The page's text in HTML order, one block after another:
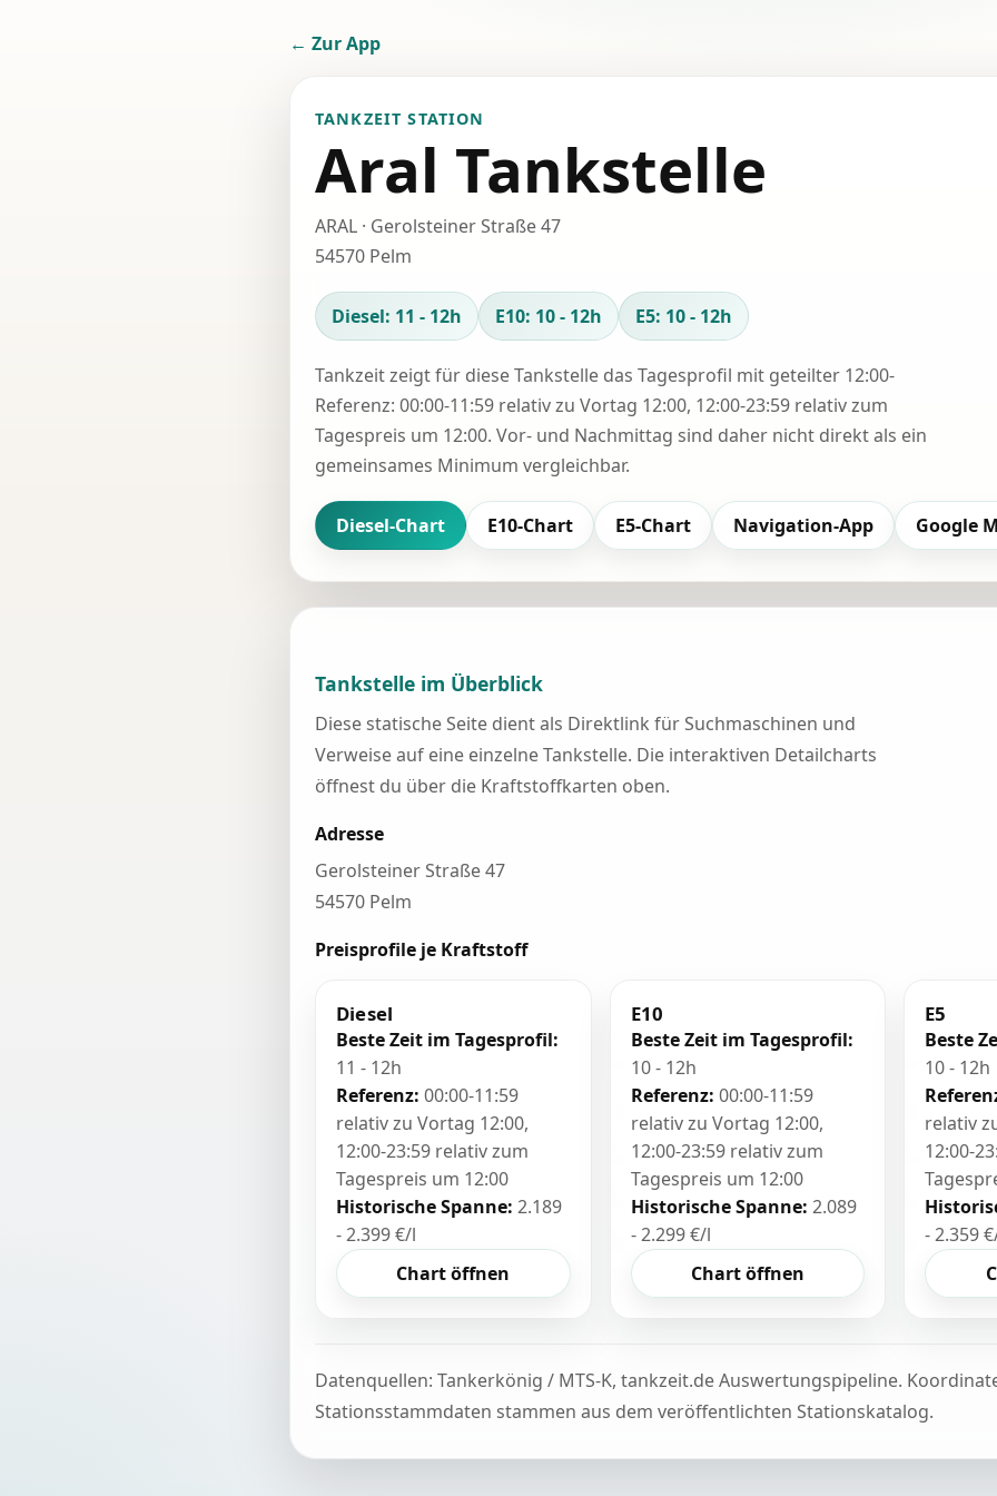
← Zur App
TANKZEIT STATION
Aral Tankstelle
ARAL · Gerolsteiner Straße 47
54570 Pelm
Diesel: 11 - 12h E10: 10 - 12h E5: 10 - 12h
Tankzeit zeigt für diese Tankstelle das Tagesprofil mit geteilter 12:00-
Referenz: 00:00-11:59 relativ zu Vortag 12:00, 12:00-23:59 relativ zum
Tagespreis um 12:00. Vor- und Nachmittag sind daher nicht direkt als ein
gemeinsames Minimum vergleichbar.
Diesel-Chart E10-Chart E5-Chart Navigation-App Google
Tankstelle im Überblick
Diese statische Seite dient als Direktlink für Suchmaschinen und
Verweise auf eine einzelne Tankstelle. Die interaktiven Detailcharts
öffnest du über die Kraftstoffkarten oben.
Adresse
Gerolsteiner Straße 47
54570 Pelm
Preisprofile je Kraftstoff
Diesel
Beste Zeit im Tagesprofil:
11 - 12h
Referenz: 00:00-11:59
relativ zu Vortag 12:00,
12:00-23:59 relativ zum
Tagespreis um 12:00
Historische Spanne: 2.189
- 2.399 €/l
Chart öffnen
E10
Beste Zeit im Tagesprofil:
10 - 12h
Referenz: 00:00-11:59
relativ zu Vortag 12:00,
12:00-23:59 relativ zum
Tagespreis um 12:00
Historische Spanne: 2.089
- 2.299 €/l
Chart öffnen
E5
Beste
10 - 12h
relativ
12:00-
- 2.359
Datenquellen: Tankerkönig / MTS-K, tankzeit.de Auswertungspipeline.
Stationsstammdaten stammen aus dem veröffentlichten Stationskatalog.